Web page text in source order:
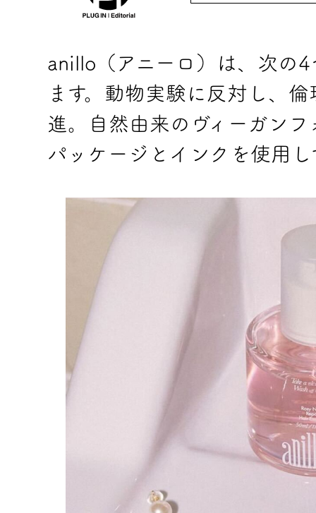
anillo（アニーロ）は、次の
ます。動物実験に反対し、
進。自然由来のヴィーガン
パッケージとインクを使用し